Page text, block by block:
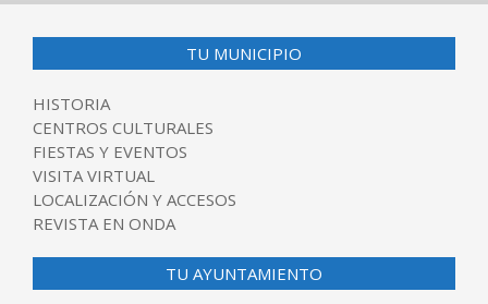
TU MUNICIPIO
HISTORIA
CENTROS CULTURALES
FIESTAS Y EVENTOS
VISITA VIRTUAL
LOCALIZACIÓN Y ACCESOS
REVISTA EN ONDA
TU AYUNTAMIENTO